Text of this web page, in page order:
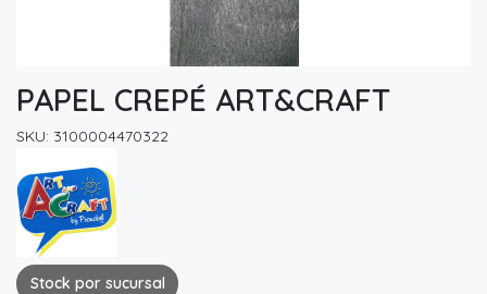
PAPEL CREPÉ ART&CRAFT
SKU: 3100004470322
Stock por sucursal